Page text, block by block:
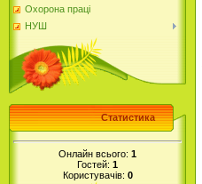
Охорона праці
НУШ
Статистика
Онлайн всього: 1
Гостей: 1
Користувачів: 0